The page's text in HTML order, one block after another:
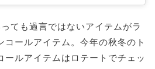
ても過言ではないアイテムがラ
コールアイテム。今年の秋冬のト
ールアイテムはロテートでチェッ